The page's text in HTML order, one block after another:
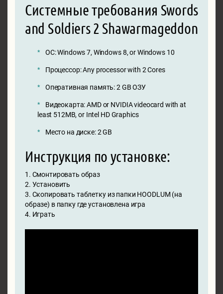
Системные требования Swords
and Soldiers 2 Shawarmageddon
ОС: Windows 7, Windows 8, or Windows 10
Процессор: Any processor with 2 Cores
Оперативная память: 2 GB ОЗУ
Видеокарта: AMD or NVIDIA videocard with at
least 512MB, or Intel HD Graphics
Место на диске: 2 GB
Инструкция по установке:
1. Смонтировать образ
2. Установить
3. Скопировать таблетку из папки HOODLUM (на
образе) в папку где установлена игра
4. Играть